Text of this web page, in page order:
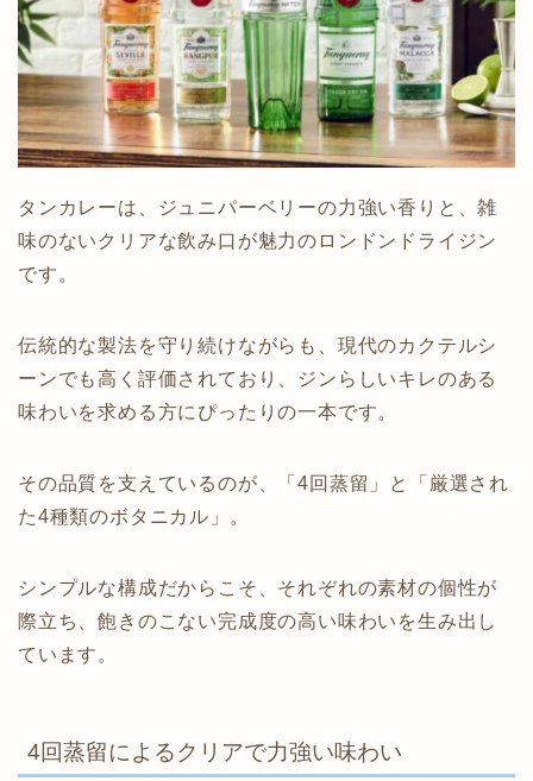
タンカレーは、ジュニパーベリーの力強い香りと、雑
味のないクリアな飲み口が魅力のロンドンドライジン
です。
伝統的な製法を守り続けながらも、現代のカクテルシ
ーンでも高く評価されており、ジンらしいキレのある
味わいを求める方にぴったりの一本です。
その品質を支えているのが、「4回蒸留」と「厳選され
た4種類のボタニカル」。
シンプルな構成だからこそ、それぞれの素材の個性が
際立ち、飽きのこない完成度の高い味わいを生み出し
ています。
4回蒸留によるクリアで力強い味わい